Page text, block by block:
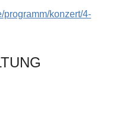
programm/konzert/4-